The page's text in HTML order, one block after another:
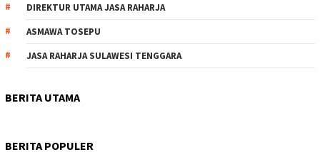
DIREKTUR UTAMA JASA RAHARJA
ASMAWA TOSEPU
JASA RAHARJA SULAWESI TENGGARA
BERITA UTAMA
BERITA POPULER